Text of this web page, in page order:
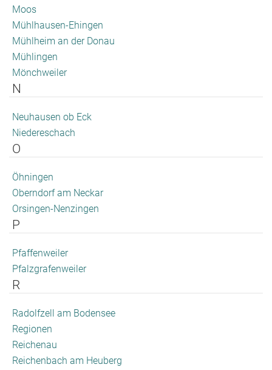
Moos
Mühlhausen-Ehingen
Mühlheim an der Donau
Mühlingen
Mönchweiler
N
Neuhausen ob Eck
Niedereschach
O
Öhningen
Oberndorf am Neckar
Orsingen-Nenzingen
P
Pfaffenweiler
Pfalzgrafenweiler
R
Radolfzell am Bodensee
Regionen
Reichenau
Reichenbach am Heuberg